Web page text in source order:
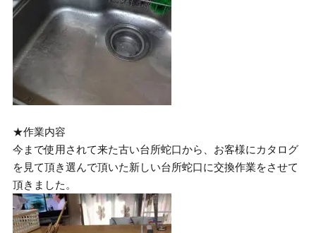
★作業内容
今まで使用されて来た古い台所蛇口から、お客様にカタログ
を見て頂き選んで頂いた新しい台所蛇口に交換作業をさせて
頂きました。